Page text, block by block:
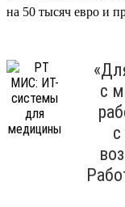
на 50 тысяч евро и
с